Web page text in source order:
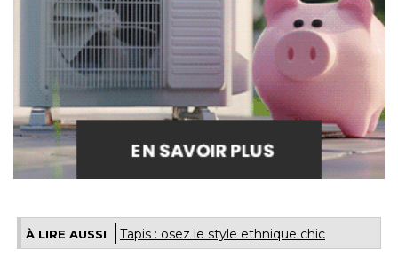
À LIRE AUSSI Tapis : osez le style ethnique chic